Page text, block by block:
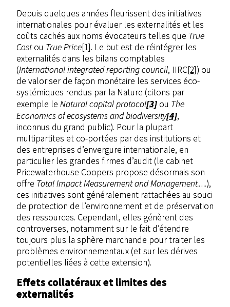
Depuis quelques années fleurissent des initiatives
internationales pour évaluer les externalités et les
coûts cachés aux noms évocateurs telles que True
Costou True Price[1]. Le but est de réintégrer les
externalités dans les bilans comptables
(International integrated reporting council, IIRC[2]) ou
de valoriser de façon monétaire les services éco-
systémiques rendus par la Nature (citons par
exemple le Naturalcapital protocol[3] ou The
Economics of ecosystems and biodiversity[4],
inconnus du grand public). Pour la plupart
multipartites et co-portées par des institutions et
des entreprises d’envergure internationale, en
particulier les grandes firmes d’audit (le cabinet
Pricewaterhouse Coopers propose désormais son
offre Total Impact Measurementand Management…),
ces initiatives sont généralement rattachées au souci
de protection de l’environnement et de préservation
des ressources. Cependant, elles génèrent des
controverses, notamment sur le fait d’étendre
toujours plus la sphère marchande pour traiter les
problèmes environnementaux (et sur les dérives
potentielles liées à cette extension).
Effets collatéraux et limites des
externalités